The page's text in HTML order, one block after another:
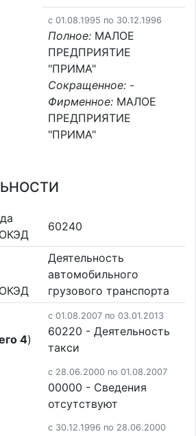
c 01.08.1995 по 30.12.1996
Полное: МАЛОЕ
ПРЕДПРИЯТИЕ
"ПРИМА"
Сокращенное: -
Фирменное: МАЛОЕ
ПРЕДПРИЯТИЕ
"ПРИМА"
60240
Деятельность
автомобильного
грузового транспорта
4)
c 01.08.2007 по 03.01.2013
60220 - Деятельность
такси
c 28.06.2000 по 01.08.2007
00000 - Cведения
отсутствуют
c 30.12.1996 по 28.06.2000